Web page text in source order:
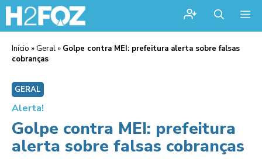
Início » Geral » Golpe contra MEI: prefeitura alerta sobre falsas
cobranças
GERAL
Alerta!
Golpe contra MEI: prefeitura
alerta sobre falsas cobranças